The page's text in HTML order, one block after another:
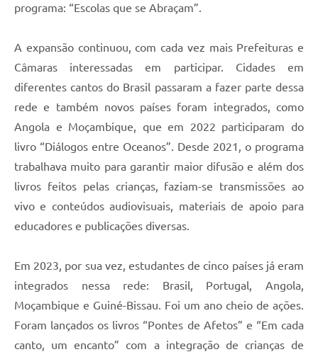
programa: “Escolas que se Abraçam”.
A expansão continuou, com cada vez mais Prefeituras e
Câmaras interessadas em participar. Cidades em
diferentes cantos do Brasil passaram a fazer parte dessa
rede e também novos países foram integrados, como
Angola e Moçambique, que em 2022 participaram do
livro “Diálogos entre Oceanos”. Desde 2021, o programa
trabalhava muito para garantir maior difusão e além dos
livros feitos pelas crianças, faziam-se transmissões ao
vivo e conteúdos audiovisuais, materiais de apoio para
educadores e publicações diversas.
Em 2023, por sua vez, estudantes de cinco países já eram
integrados nessa rede: Brasil, Portugal, Angola,
Moçambique e Guiné-Bissau. Foi um ano cheio de ações.
Foram lançados os livros “Pontes de Afetos” e “Em cada
canto, um encanto” com a integração de crianças de